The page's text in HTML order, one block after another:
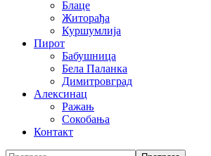
Блаце
Житорађа
Куршумлија
Пирот
Бабушница
Бела Паланка
Димитровград
Алексинац
Ражањ
Сокобања
Контакт